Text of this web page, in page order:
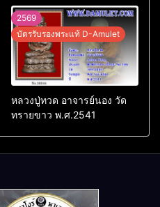
2569
บัตรรับรองพระแท้ D-Amulet
หลวงปู่ทวด อาจารย์นอง วัด
ทรายขาว พ.ศ.2541